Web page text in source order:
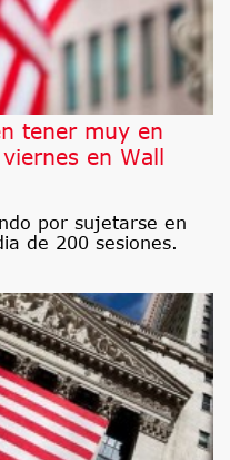
tener muy en
en Wall
por sujetarse en
de 200 sesiones.